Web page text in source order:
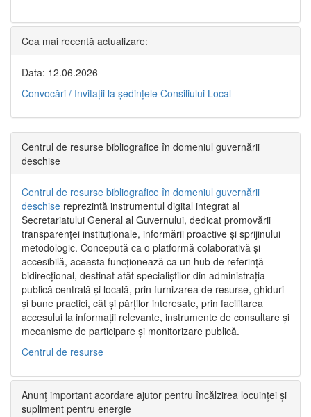
Cea mai recentă actualizare:
Data: 12.06.2026
Convocări / Invitaţii la şedinţele Consiliului Local
Centrul de resurse bibliografice în domeniul guvernării
deschise
Centrul de resurse bibliografice în domeniul guvernării
deschise reprezintă instrumentul digital integrat al
Secretariatului General al Guvernului, dedicat promovării
transparenței instituționale, informării proactive și sprijinului
metodologic. Concepută ca o platformă colaborativă și
accesibilă, aceasta funcționează ca un hub de referință
bidirecțional, destinat atât specialiștilor din administrația
publică centrală și locală, prin furnizarea de resurse, ghiduri
și bune practici, cât și părților interesate, prin facilitarea
accesului la informații relevante, instrumente de consultare și
mecanisme de participare și monitorizare publică.
Centrul de resurse
Anunț important acordare ajutor pentru încălzirea locuinței și
supliment pentru energie